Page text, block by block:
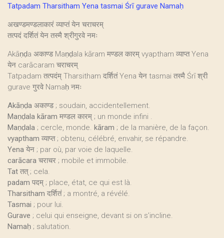
Tatpadam Tharsitham Yena tasmai Śrī gurave Namaḥ
अखण्डमण्डलाकारं व्याप्तं येन चराचरम्
तत्पदं दर्शितं येन तस्मै श्रीगुरवे नमः
Akāṇḍa अकाण्ड Maṇḍala kāram मण्डल कारम् vyaptham व्याप्त Yena
येन carācaram चराचरम्
Tatpadam तत्पदंम् Tharsitham दर्शितं Yena येन tasmai तस्मै Śrī श्री
gurave गुरवे Namaḥ नमः
Akāṇḍa अकाण्ड ; soudain, accidentellement.
Maṇḍala kāram मण्डल कारम् ; un monde infini .
Maṇḍala ; cercle, monde. kāram ; de la manière, de la façon.
vyaptham व्याप्त ; obtenu, célébré, envahir, se répandre.
Yena येन ; par où, par voie de laquelle.
carācara चराचर ; mobile et immobile.
Tat तत् ; cela.
padam पदम् ; place, état, ce qui est là.
Tharsitham दर्शितं ; a montré, a révélé.
Tasmai ; pour lui.
Gurave ; celui qui enseigne, devant si on s’incline.
Namaḥ ; salutation.